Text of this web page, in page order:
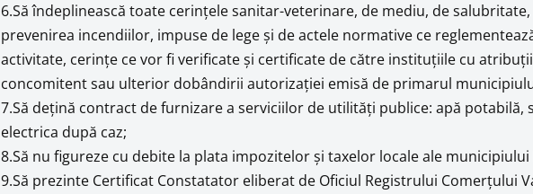
6.Să îndeplinească toate cerinţele sanitar-veterinare, de mediu, de salubritate,
prevenirea incendiilor, impuse de lege şi de actele normative ce
activitate, cerinţe ce vor fi verificate şi certificate de către instituţiile cu
concomitent sau ulterior dobândirii autorizaţiei emisă de primarul
7.Să deţină contract de furnizare a serviciilor de utilităţi publice: apă potabilă,
electrica după caz;
8.Să nu figureze cu debite la plata impozitelor şi taxelor locale ale municipiului
9.Să prezinte Certificat Constatator eliberat de Oficiul Registrului Comerţului